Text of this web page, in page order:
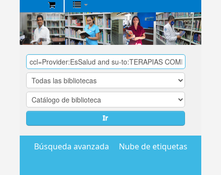
Biblioteca
Central
EsSalud
Ir
Búsqueda avanzada Nube de etiquetas